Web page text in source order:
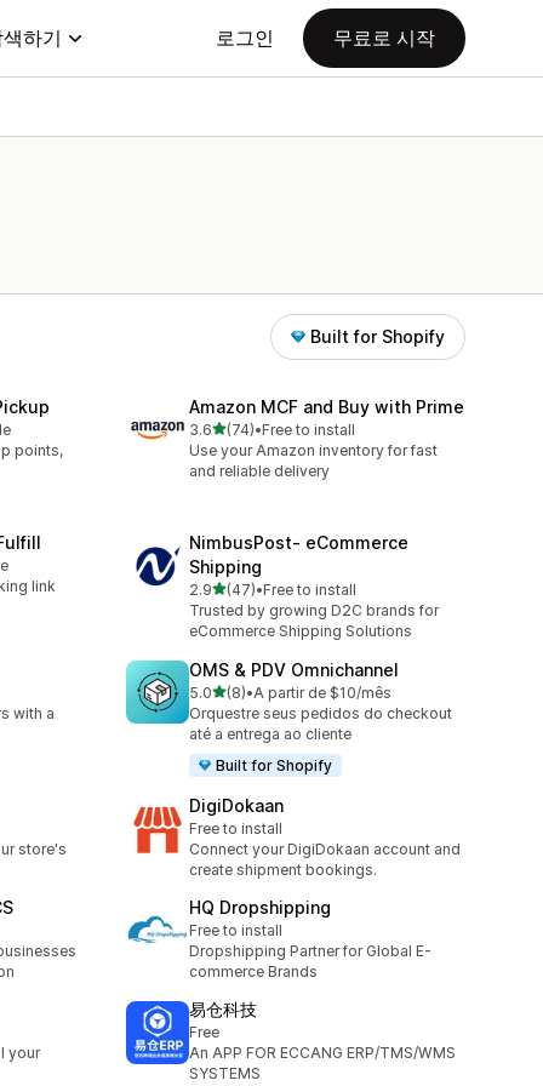
하기 로그인 무료로 시작
Built for Shopify
points,
Amazon MCF and Buy with Prime
3.6별 5개 중
(74)
총 리뷰 74개
•Free to install
Use your Amazon inventory for fast
and reliable delivery
link
NimbusPost‑ eCommerce
Shipping
2.9별 5개 중
(47)
총 리뷰 47개
•Free to install
Trusted by growing D2C brands for
eCommerce Shipping Solutions
with a
OMS & PDV Omnichannel
5.0별 5개 중
(8)
총 리뷰 8개
•A partir de $10/mês
Orquestre seus pedidos do checkout
até a entrega ao cliente
Built for Shopify
store's
DigiDokaan
Free to install
Connect your DigiDokaan account and
create shipment bookings.
HQ Dropshipping
Free to install
Dropshipping Partner for Global E-
commerce Brands
your
易仓科技
Free
An APP FOR ECCANG ERP/TMS/WMS
SYSTEMS